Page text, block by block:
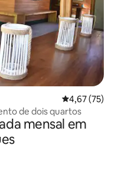
4,67 de uma
4,67 (75)
de dois quartos
mensal em